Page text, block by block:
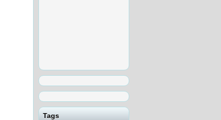
Tags